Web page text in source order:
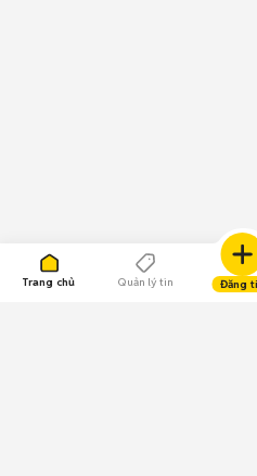
Trang chủ Quản lý tin Đăng